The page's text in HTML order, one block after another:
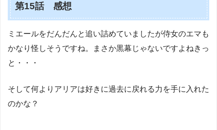
第15話 感想
ミエールをだんだんと追い詰めていましたが侍女のエマも
かなり怪しそうですね。まさか黒幕じゃないですよねきっ
と・・・
そして何よりアリアは好きに過去に戻れる力を手に入れた
のかな？